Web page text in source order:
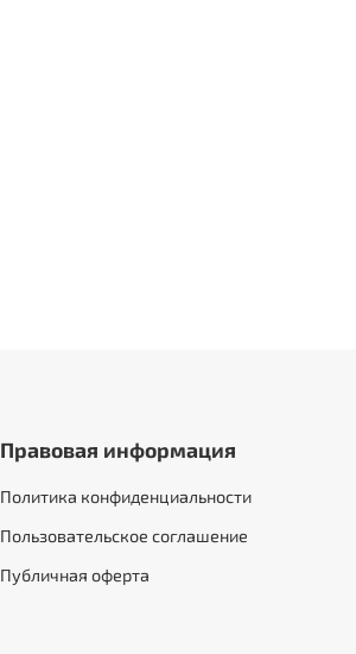
Правовая информация
Политика конфиденциальности
Пользовательское соглашение
Публичная оферта